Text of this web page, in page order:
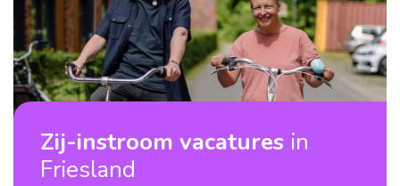
Zij-instroom vacatures in
Friesland